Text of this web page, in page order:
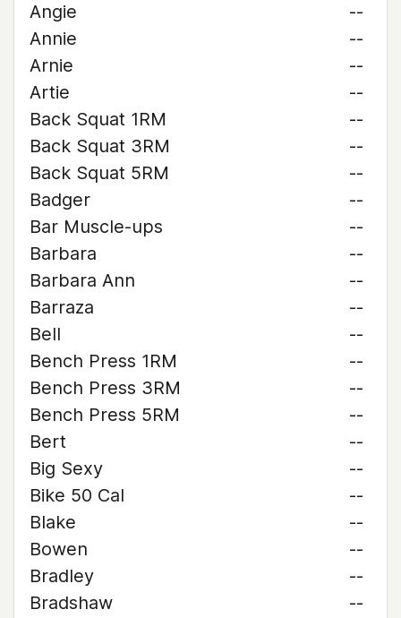
Angie
--
Annie
--
Arnie
--
Artie
--
Back Squat 1RM
--
Back Squat 3RM
--
Back Squat 5RM
--
Badger
--
Bar Muscle-ups
--
Barbara
--
Barbara Ann
--
Barraza
--
Bell
--
Bench Press 1RM
--
Bench Press 3RM
--
Bench Press 5RM
--
Bert
--
Big Sexy
--
Bike 50 Cal
--
Blake
--
Bowen
--
Bradley
--
Bradshaw
--